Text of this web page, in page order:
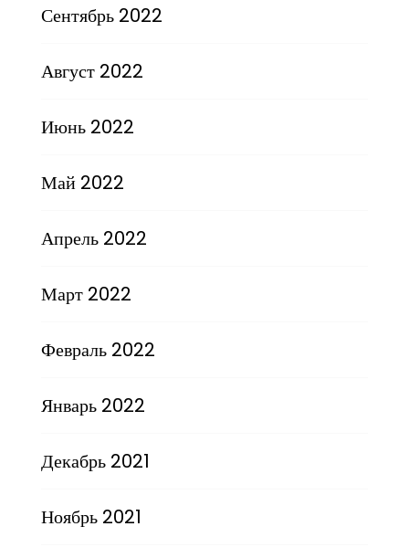
Сентябрь 2022
Август 2022
Июнь 2022
Май 2022
Апрель 2022
Март 2022
Февраль 2022
Январь 2022
Декабрь 2021
Ноябрь 2021